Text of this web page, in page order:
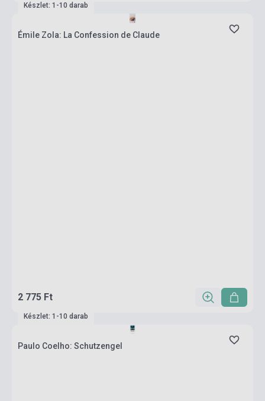
Készlet: 1-10 darab
Émile Zola: La Confession de Claude
2 775 Ft
Készlet: 1-10 darab
Paulo Coelho: Schutzengel